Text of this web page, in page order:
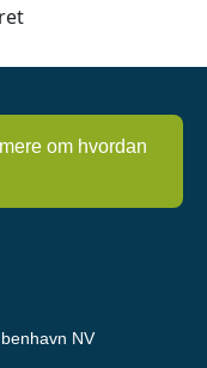
om hvordan
NV